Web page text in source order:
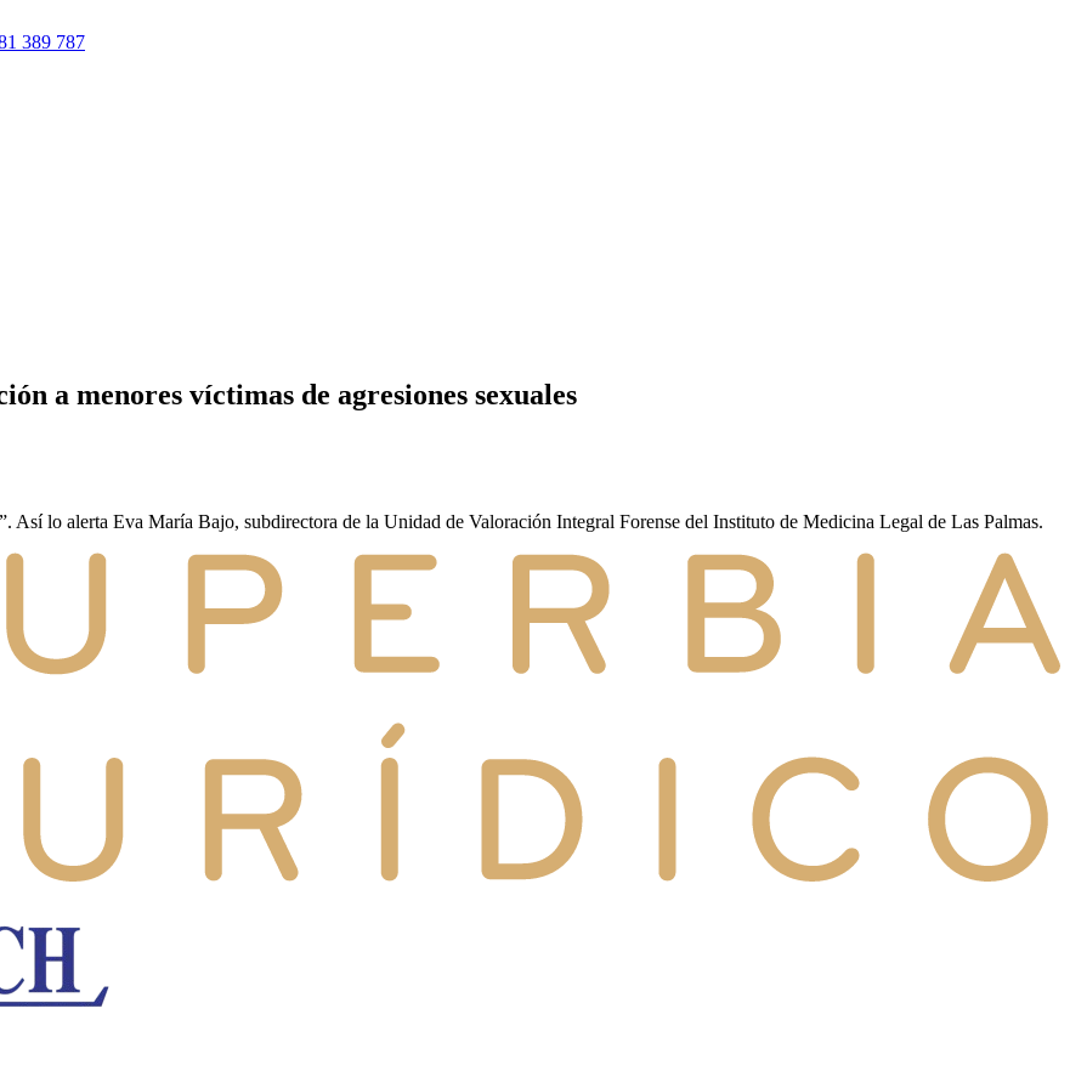
389 787
a menores víctimas de agresiones sexuales
Así lo alerta Eva María Bajo, subdirectora de la Unidad de Valoración Integral Forense del Instituto de Medicina Legal de Las Palmas.